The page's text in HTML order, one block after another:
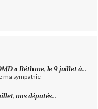
à Béthune, le 9 juillet à...
ma sympathie
nos députés...